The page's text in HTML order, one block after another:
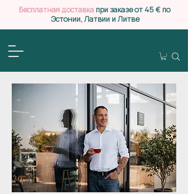
Бесплатная доставка при заказе от 45 € по
Эстонии, Латвии и Литве